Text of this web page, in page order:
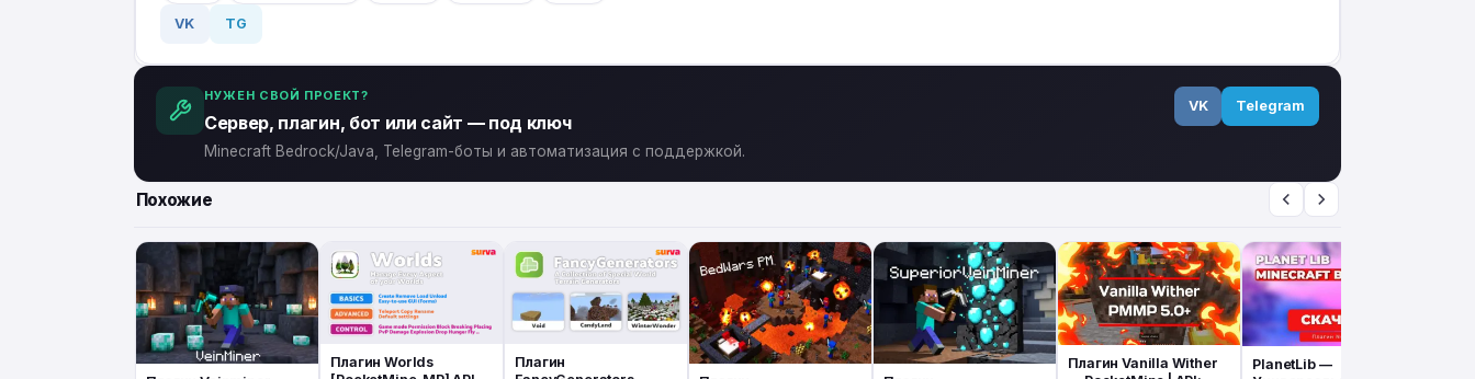
VK TG
НУЖЕН СВОЙ ПРОЕКТ?
Сервер, плагин, бот или сайт — под ключ
Minecraft Bedrock/Java, Telegram-боты и автоматизация с поддержкой.
VK Telegram
Похожие
Плагин Worlds
Плагин
Плагин Vanilla Wither
PlanetLib —